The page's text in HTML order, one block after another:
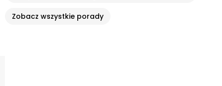
Zobacz wszystkie porady